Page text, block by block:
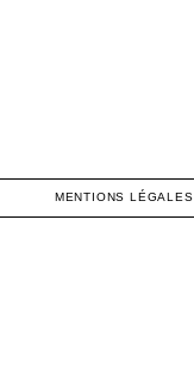
MENTIONS LÉGALES